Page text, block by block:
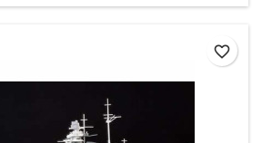
favorite_border